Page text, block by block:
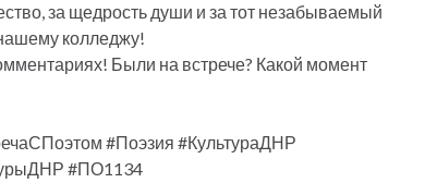
за щедрость души и за тот незабываемый
колледжу!
Были на встрече? Какой момент
#Поэзия #КультураДНР
#ПО1134